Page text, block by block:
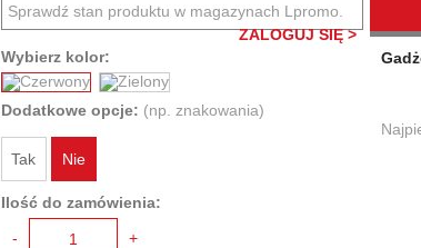
Sprawdź stan produktu w magazynach Lpromo.
ZALOGUJ SIĘ >
Wybierz kolor:
Dodatkowe opcje: (np. znakowania)
Tak Nie
Ilość do zamówienia:
-
+